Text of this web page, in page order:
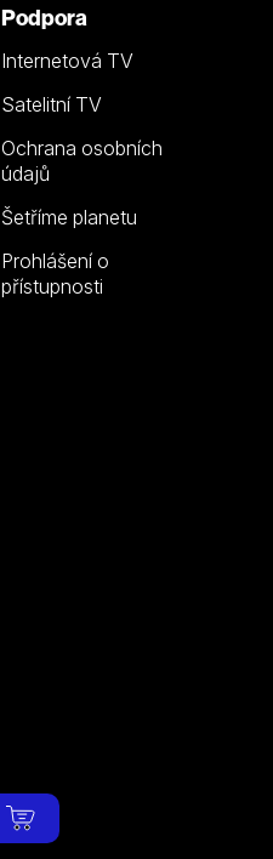
Podpora
Internetová TV
Satelitní TV
Ochrana osobních
údajů
Šetříme planetu
Prohlášení o
přístupnosti